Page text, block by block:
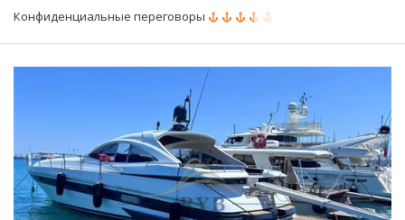
Конфиденциальные переговоры